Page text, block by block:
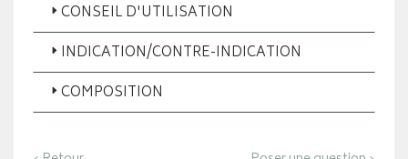
CONSEIL D'UTILISATION
INDICATION/CONTRE-INDICATION
COMPOSITION